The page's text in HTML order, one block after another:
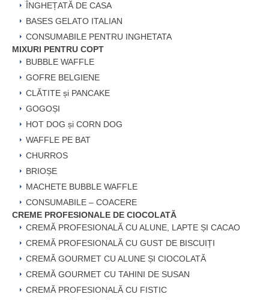
ÎNGHEȚATĂ DE CASA
BASES GELATO ITALIAN
CONSUMABILE PENTRU INGHETATA
MIXURI PENTRU COPT
BUBBLE WAFFLE
GOFRE BELGIENE
CLĂTITE și PANCAKE
GOGOȘI
HOT DOG și CORN DOG
WAFFLE PE BAT
CHURROS
BRIOȘE
MACHETE BUBBLE WAFFLE
CONSUMABILE – COACERE
CREME PROFESIONALE DE CIOCOLATĂ
CREMĂ PROFESIONALĂ CU ALUNE, LAPTE ȘI CACAO
CREMĂ PROFESIONALĂ CU GUST DE BISCUIȚI
CREMĂ GOURMET CU ALUNE ȘI CIOCOLATĂ
CREMĂ GOURMET CU TAHINI DE SUSAN
CREMĂ PROFESIONALĂ CU FISTIC